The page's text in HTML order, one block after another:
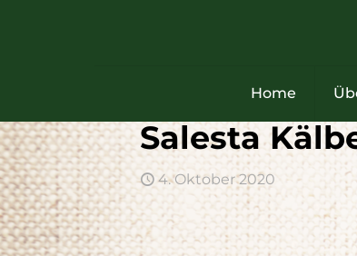
Home
Salesta
4. Oktober 2020